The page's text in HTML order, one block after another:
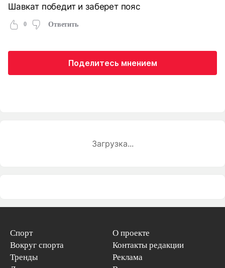
Шавкат победит и заберет пояс
0 Ответить
Поделитесь мнением
Загрузка...
Спорт
Вокруг спорта
Тренды
О проекте
Контакты редакции
Реклама